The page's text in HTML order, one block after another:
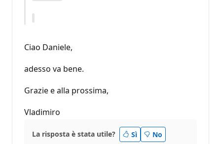
Ciao Daniele,
adesso va bene.
Grazie e alla prossima,
Vladimiro
La risposta è stata utile? Sì No